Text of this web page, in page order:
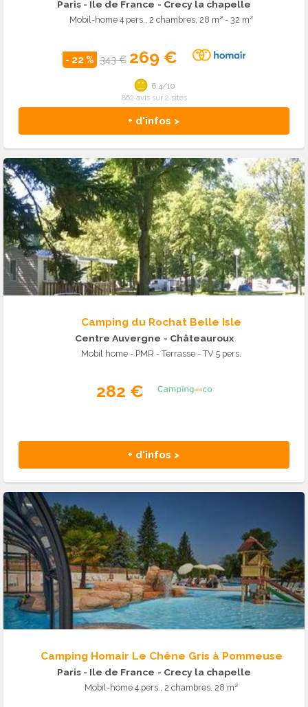
Paris - Ile de France - Crecy la chapelle
Mobil-home 4 pers., 2 chambres, 28 m² - 32 m²
- 22 % 343 € 269 €
+ d'infos >
6.4/10
862 avis sur 2 sites
Camping du Rochat Belle Isle
Centre Auvergne - Châteauroux
Mobil home - PMR - Terrasse - TV 5 pers.
282 €
+ d'infos >
Camping Homair Le Chêne Gris à Pommeuse
Paris - Ile de France - Crecy la chapelle
Mobil-home 4 pers., 2 chambres, 28 m²